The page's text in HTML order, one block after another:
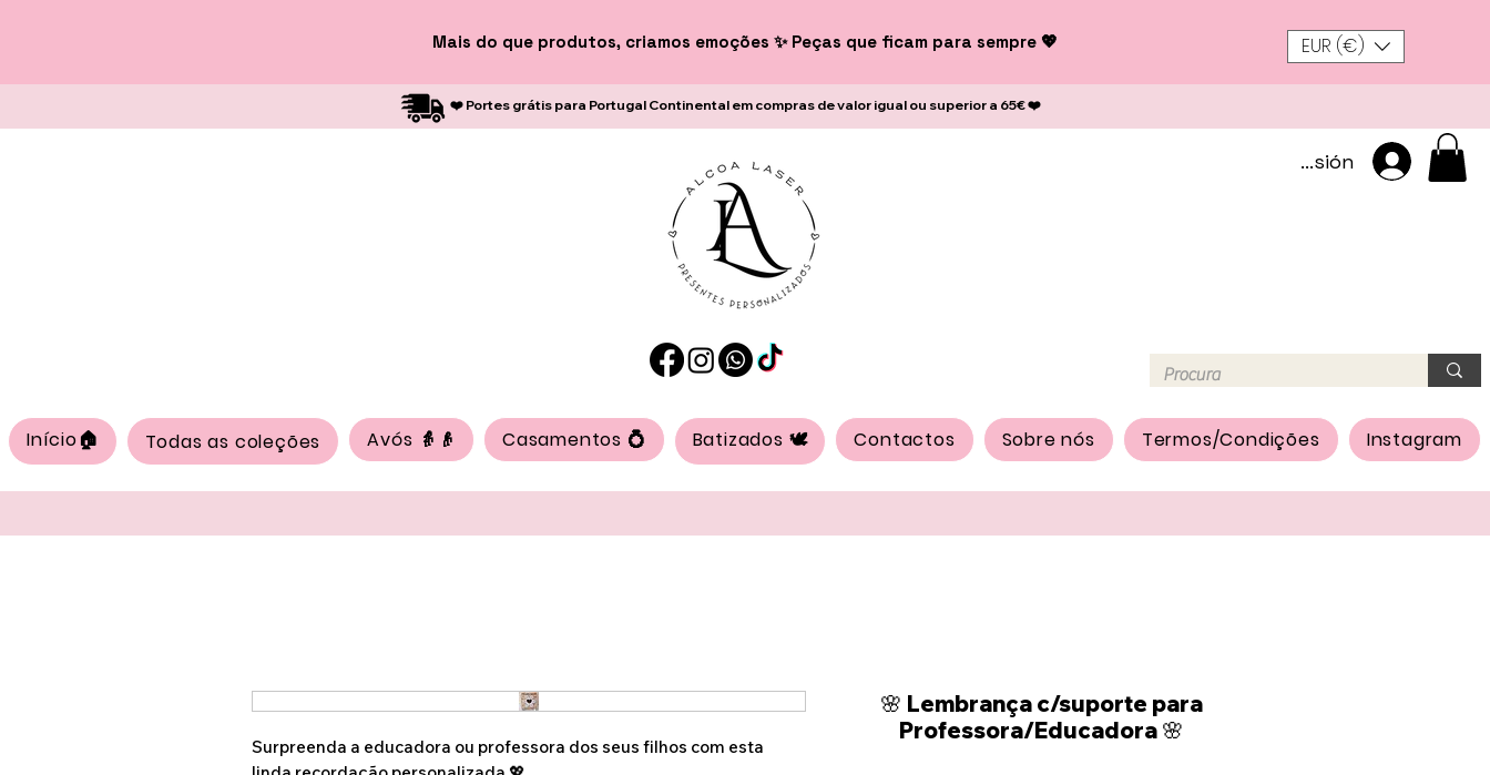
Mais do que produtos, criamos emoções ✨ Peças que ficam para sempre 💖 EUR (€)
❤️ Portes grátis para Portugal Continental em compras de valor igual ou superior a 65€ ❤️
Iniciar sesión
Início🏠 Todas as coleções Avós 👵👴 Casamentos 💍 Batizados 🕊️ Contactos Sobre nós Termos/Condições Instagram
Surpreenda a educadora ou professora dos seus filhos com esta
🌸 Lembrança c/suporte para
Professora/Educadora 🌸